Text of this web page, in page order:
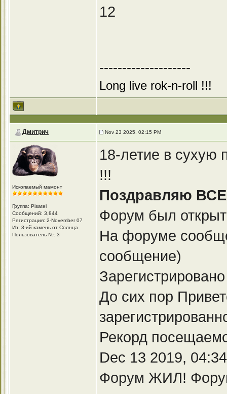
12
--------------------
Long live rok-n-roll !!!
Дмитрич Nov 23 2025, 02:15 PM
Ископаемый мамонт
Группа: Pisatel
Сообщений: 3,844
Регистрация: 2-November 07
Из: 3-ий камень от Солнца
Пользователь №: 3
18-летие в сухую
!!!
Поздравляю
Форум был
На форуме
сообщение)
До сих пор
Рекорд
Dec 13 2019,
Форум ЖИЛ!